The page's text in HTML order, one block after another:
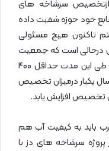
ازتخصیص سرشاخه های
خود حوزه شفیت داده
تاکنون هیچ مسئولی
درحالی است که جمعیت
استان قم با توجه به مهاجر پذیر بودن طی این مدت حداقل 400
یافته است ومی بایست هر10سال یکبار درمیزان تخصیص
تخصیص افزایش یابد.
باید به کیفیت آب هم
از پروژه سرشاخه های دز با